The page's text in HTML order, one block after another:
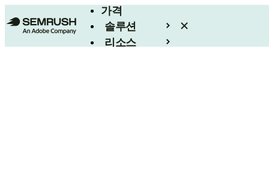
가격
솔루션
리소스